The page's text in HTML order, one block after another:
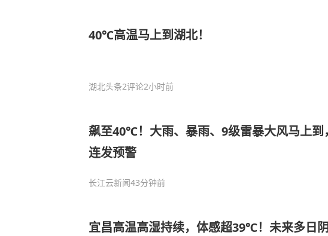
40℃高温马上到湖北！
湖北头条2评论2小时前
飙至40℃！大雨、暴雨、9级雷暴大风马上到
连发预警
长江云新闻43分钟前
宜昌高温高湿持续，体感超39℃！未来多日阴